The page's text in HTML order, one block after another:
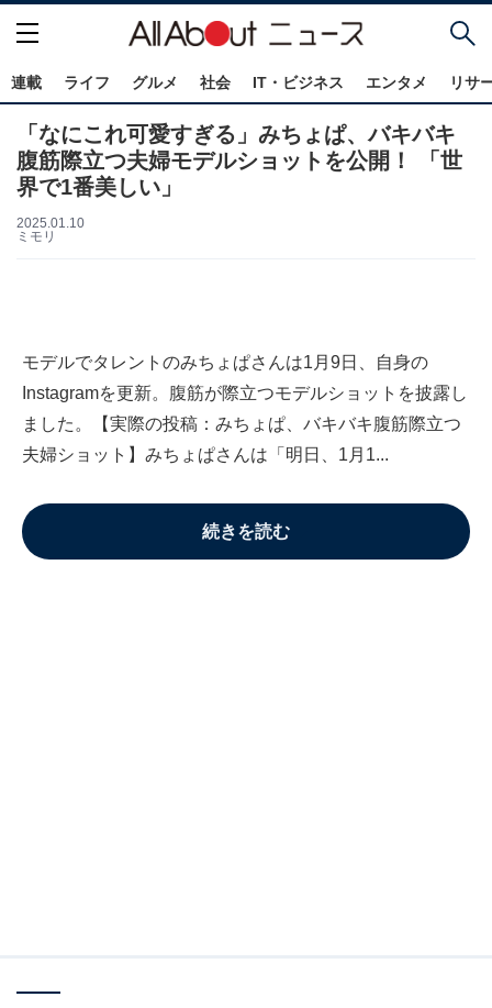
連載 ライフ グルメ 社会 IT・ビジネス エンタメ リサ
「なにこれ可愛すぎる」みちょぱ、バキバキ
腹筋際立つ夫婦モデルショットを公開！ 「世
界で1番美しい」
2025.01.10
ミモリ
モデルでタレントのみちょぱさんは1月9日、自身の
Instagramを更新。腹筋が際立つモデルショットを披露し
ました。【実際の投稿：みちょぱ、バキバキ腹筋際立つ
夫婦ショット】みちょぱさんは「明日、1月1...
続きを読む